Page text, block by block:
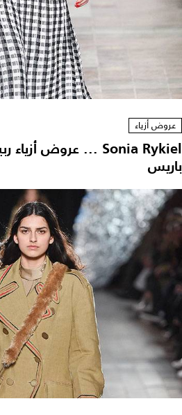
عروض أزياء
باريس